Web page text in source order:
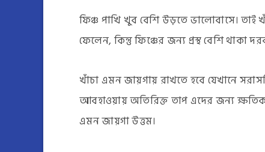
ফিঞ্চ পাখি খুব বেশি উড়তে ভালোবাসে। তাই
ফেলেন, কিন্তু ফিঞ্চের জন্য প্রস্থ বেশি থাকা
খাঁচা এমন জায়গায় রাখতে হবে যেখানে
আবহাওয়ায় অতিরিক্ত তাপ এদের জন্য
এমন জায়গা উত্তম।